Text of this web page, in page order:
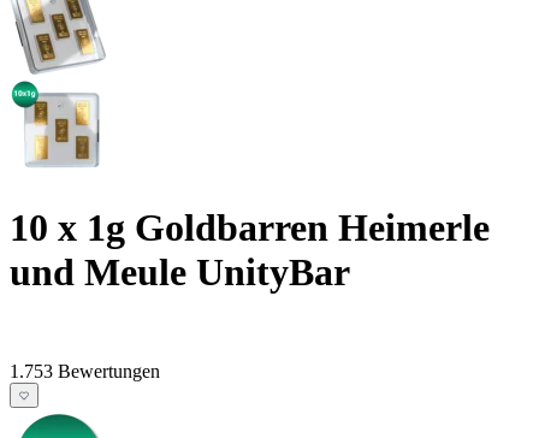
10 x 1g Goldbarren Heimerle
und Meule UnityBar
1.753 Bewertungen